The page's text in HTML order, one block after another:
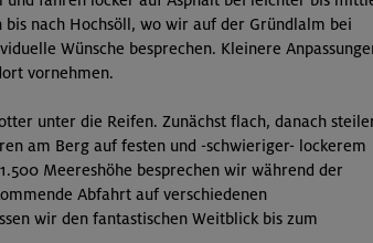
nach Hochsöll, wo wir auf der Gründlalm bei
Wünsche besprechen. Kleinere
vornehmen.
unter die Reifen. Zunächst flach, danach
am Berg auf festen und -schwieriger- lockerem
Meereshöhe besprechen wir während der
Abfahrt auf verschiedenen
wir den fantastischen Weitblick bis zum